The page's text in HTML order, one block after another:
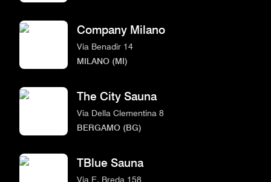
Company Milano
Via Benadir 14
MILANO (MI)
The City Sauna
Via Della Clementina 8
BERGAMO (BG)
TBlue Sauna
Via E. Breda 158